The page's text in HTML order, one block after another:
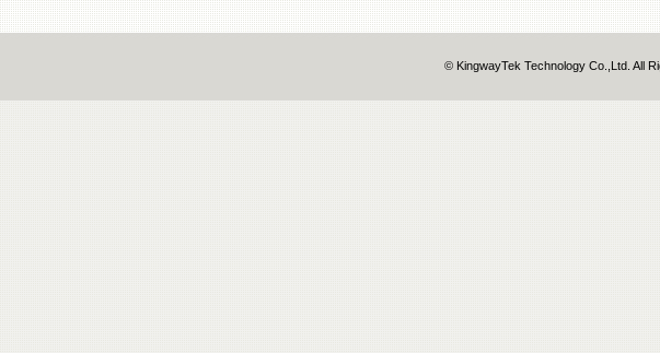
© KingwayTek Technology Co.,Ltd. All